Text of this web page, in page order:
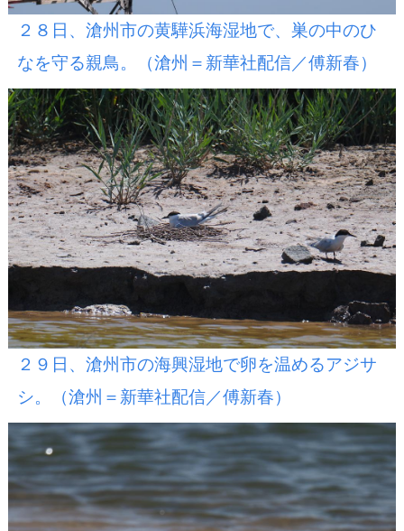
２８日、滄州市の黄驊浜海湿地で、巣の中のひ
なを守る親鳥。（滄州＝新華社配信／傅新春）
２９日、滄州市の海興湿地で卵を温めるアジサ
シ。（滄州＝新華社配信／傅新春）